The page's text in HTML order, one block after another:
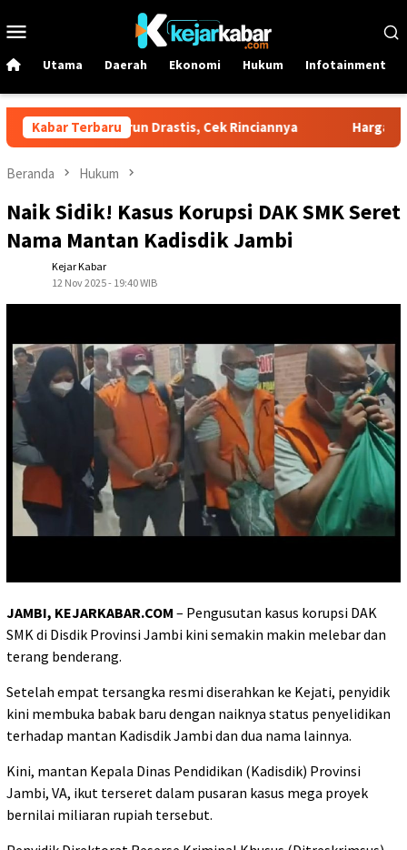
ke
Mobile
Utama Daerah Ekonomi Hukum Infotainment
Kabar Terbaru
Turun Drastis, Cek Rinciannya Harga Emas
Beranda Hukum
Naik Sidik! Kasus Korupsi DAK SMK Seret
Nama Mantan Kadisdik Jambi
Kejar Kabar
12 Nov 2025 - 19:40 WIB
JAMBI, KEJARKABAR.COM – Pengusutan kasus korupsi DAK
SMK di Disdik Provinsi Jambi kini semakin makin melebar dan
terang benderang.
Setelah empat tersangka resmi diserahkan ke Kejati, penyidik
kini membuka babak baru dengan naiknya status penyelidikan
terhadap mantan Kadisdik Jambi dan dua nama lainnya.
Kini, mantan Kepala Dinas Pendidikan (Kadisdik) Provinsi
Jambi, VA, ikut terseret dalam pusaran kasus mega proyek
bernilai miliaran rupiah tersebut.